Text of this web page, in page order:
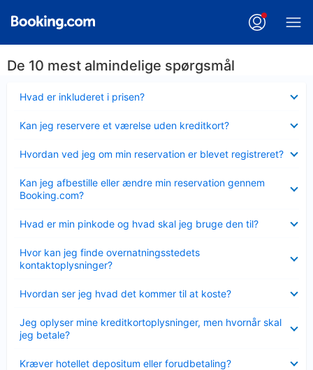
De 10 mest almindelige spørgsmål
Hvad er inkluderet i prisen?
Kan jeg reservere et værelse uden kreditkort?
Hvordan ved jeg om min reservation er blevet registreret?
Kan jeg afbestille eller ændre min reservation gennem
Booking.com?
Hvad er min pinkode og hvad skal jeg bruge den til?
Hvor kan jeg finde overnatningsstedets
kontaktoplysninger?
Hvordan ser jeg hvad det kommer til at koste?
Jeg oplyser mine kreditkortoplysninger, men hvornår skal
jeg betale?
Kræver hotellet depositum eller forudbetaling?